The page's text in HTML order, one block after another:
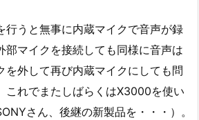
行うと無事に内蔵マイクで音声が録
部マイクを接続しても同様に音声は
を外して再び内蔵マイクにしても問
これでまたしばらくはX3000を使い
さん、後継の新製品を・・・）。